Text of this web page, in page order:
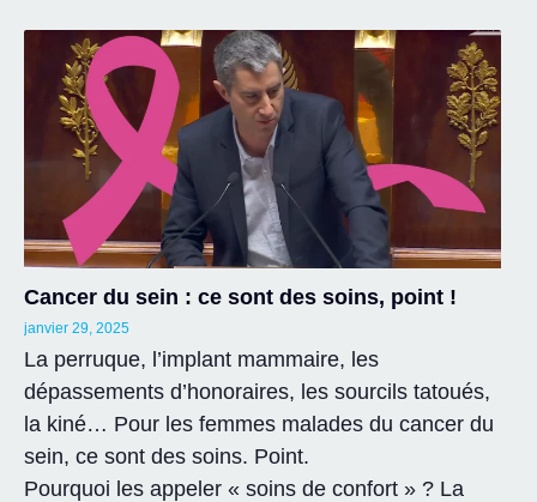
Cancer du sein : ce sont des soins, point !
janvier 29, 2025
La perruque, l’implant mammaire, les
dépassements d’honoraires, les sourcils tatoués,
la kiné… Pour les femmes malades du cancer du
sein, ce sont des soins. Point.
Pourquoi les appeler « soins de confort » ? La